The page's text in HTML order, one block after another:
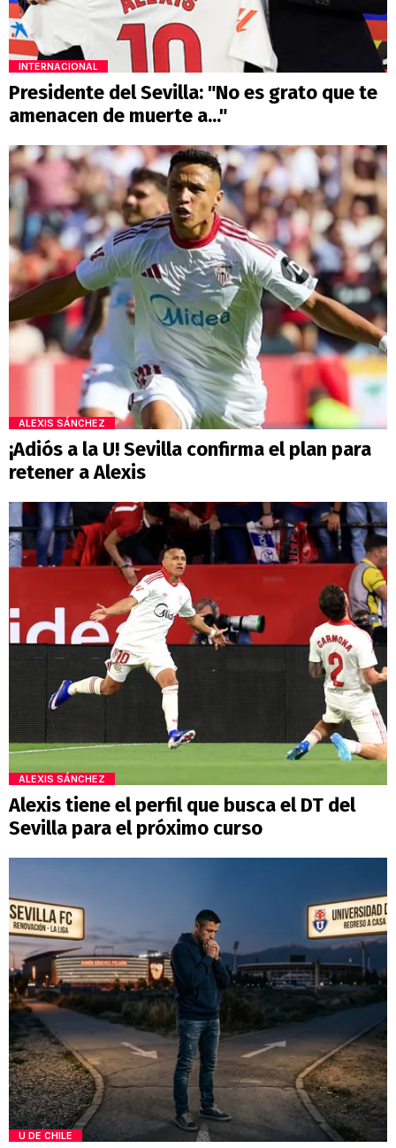
INTERNACIONAL
Presidente del Sevilla: "No es grato que te
amenacen de muerte a..."
ALEXIS SÁNCHEZ
¡Adiós a la U! Sevilla confirma el plan para
retener a Alexis
ALEXIS SÁNCHEZ
Alexis tiene el perfil que busca el DT del
Sevilla para el próximo curso
U DE CHILE